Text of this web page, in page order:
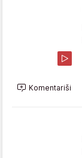
Komentariši